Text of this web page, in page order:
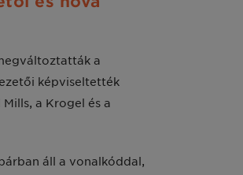
a
képviseltették
a Krogel és a
áll a vonalkóddal,